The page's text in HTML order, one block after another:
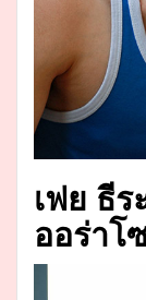
เฟย ธี
ออร่าโ